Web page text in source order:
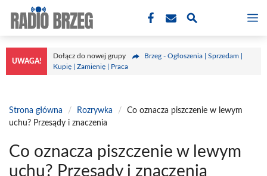
treści
UWAGA!
Dołącz do nowej grupy
Brzeg - Ogłoszenia | Sprzedam |
Kupię | Zamienię | Praca
Strona główna / Rozrywka /
Co oznacza piszczenie w lewym
uchu? Przesądy i znaczenia
Co oznacza piszczenie w lewym
uchu? Przesądy i znaczenia